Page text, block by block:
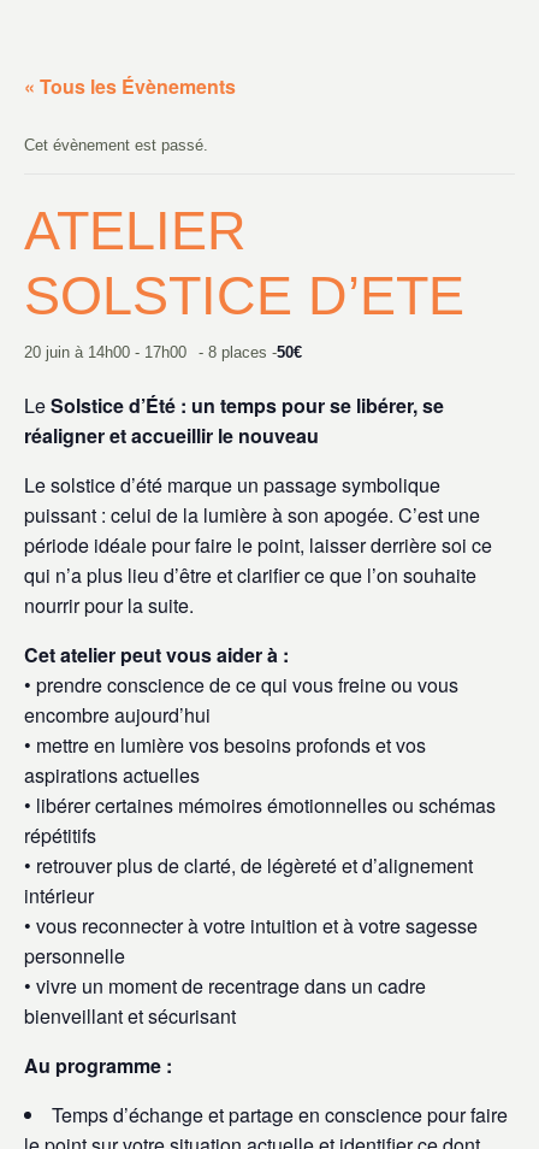
« Tous les Évènements
Cet évènement est passé.
ATELIER
SOLSTICE D’ETE
20 juin à 14h00 - 17h00 50€
- 8 places -
LeSolstice d’Été : un temps pour se libérer, se
réaligner et accueillir le nouveau
Le solstice d’été marque un passage symbolique
puissant : celui de la lumière à son apogée. C’est une
période idéale pour faire le point, laisser derrière soi ce
qui n’a plus lieu d’être et clarifier ce que l’on souhaite
nourrir pour la suite.
Cet atelier peut vous aider à :
• prendre conscience de ce qui vous freine ou vous
encombre aujourd’hui
• mettre en lumière vos besoins profonds et vos
aspirations actuelles
• libérer certaines mémoires émotionnelles ou schémas
répétitifs
• retrouver plus de clarté, de légèreté et d’alignement
intérieur
• vous reconnecter à votre intuition et à votre sagesse
personnelle
• vivre un moment de recentrage dans un cadre
bienveillant et sécurisant
Au programme :
Temps d’échange et partage en conscience pour faire